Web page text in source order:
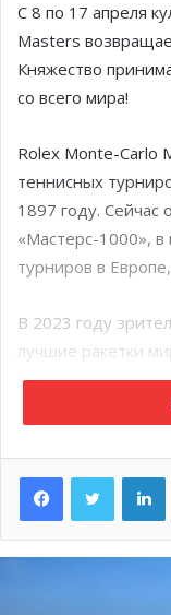
С 8 по 17 апреля
Masters
Княжество
со всего мира!
Rolex Monte-
теннисных
1897 году. Сейчас
«Мастерс-1000»,
турниров в
В 2023 году
лучшие ракетки
победитель
Медведев, и
22-кратный
чемпион турнира